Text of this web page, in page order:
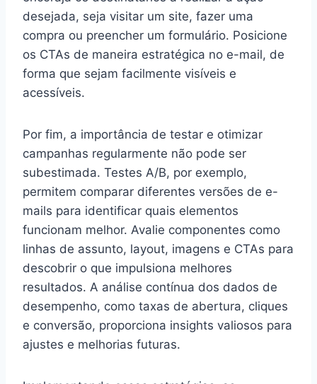
desejada, seja visitar um site, fazer uma
compra ou preencher um formulário. Posicione
os CTAs de maneira estratégica no e-mail, de
forma que sejam facilmente visíveis e
acessíveis.
Por fim, a importância de testar e otimizar
campanhas regularmente não pode ser
subestimada. Testes A/B, por exemplo,
permitem comparar diferentes versões de e-
mails para identificar quais elementos
funcionam melhor. Avalie componentes como
linhas de assunto, layout, imagens e CTAs para
descobrir o que impulsiona melhores
resultados. A análise contínua dos dados de
desempenho, como taxas de abertura, cliques
e conversão, proporciona insights valiosos para
ajustes e melhorias futuras.